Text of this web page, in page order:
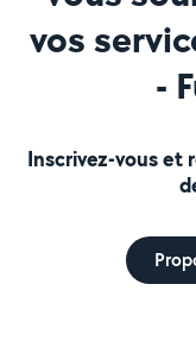
vos
-
Inscrivez-vous et